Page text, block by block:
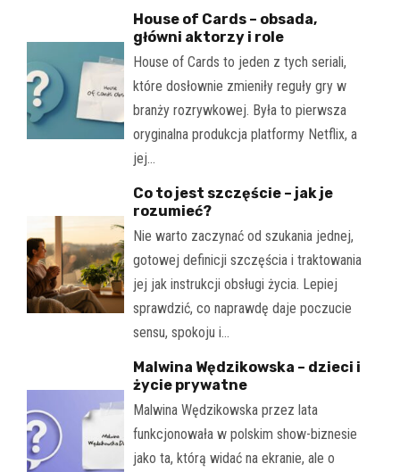
House of Cards – obsada,
główni aktorzy i role
House of Cards to jeden z tych seriali,
które dosłownie zmieniły reguły gry w
branży rozrywkowej. Była to pierwsza
oryginalna produkcja platformy Netflix, a
jej…
Co to jest szczęście – jak je
rozumieć?
Nie warto zaczynać od szukania jednej,
gotowej definicji szczęścia i traktowania
jej jak instrukcji obsługi życia. Lepiej
sprawdzić, co naprawdę daje poczucie
sensu, spokoju i…
Malwina Wędzikowska – dzieci i
życie prywatne
Malwina Wędzikowska przez lata
funkcjonowała w polskim show-biznesie
jako ta, którą widać na ekranie, ale o